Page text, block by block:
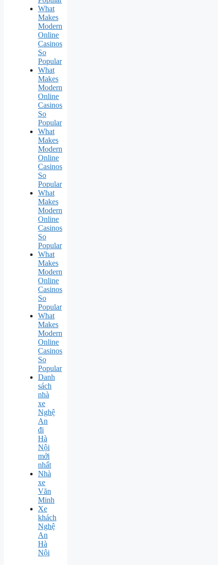
What
Makes
Modern
Online
Casinos
So
Popular
What
Makes
Modern
Online
Casinos
So
Popular
What
Makes
Modern
Online
Casinos
So
Popular
What
Makes
Modern
Online
Casinos
So
Popular
What
Makes
Modern
Online
Casinos
So
Popular
What
Makes
Modern
Online
Casinos
So
Popular
Danh
sách
nhà
xe
Nghệ
An
đi
Hà
Nội
mới
nhất
Nhà
xe
Văn
Minh
Xe
khách
Nghệ
An
Hà
Nội